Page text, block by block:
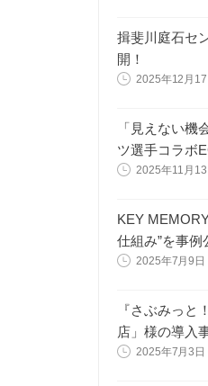
揖斐川庭石セ
開！
2025年12月
「見えない
ツ選手コラボ
2025年11月
KEY
仕組み”を事例
2025年7月9日
『さぶみっ
店」様の導入
2025年7月3日